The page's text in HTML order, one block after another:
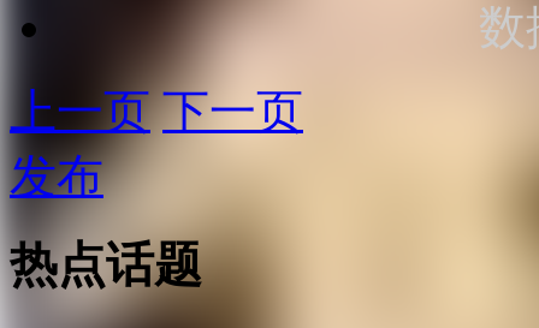
数
上一页 下一页
发布
热点话题